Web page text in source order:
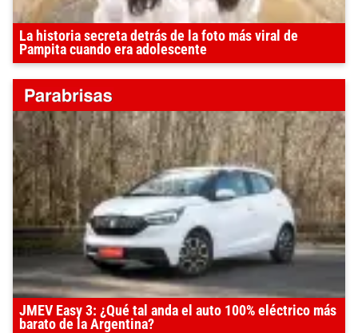
La historia secreta detrás de la foto más viral de
Pampita cuando era adolescente
JMEV Easy 3: ¿Qué tal anda el auto 100% eléctrico más
barato de la Argentina?